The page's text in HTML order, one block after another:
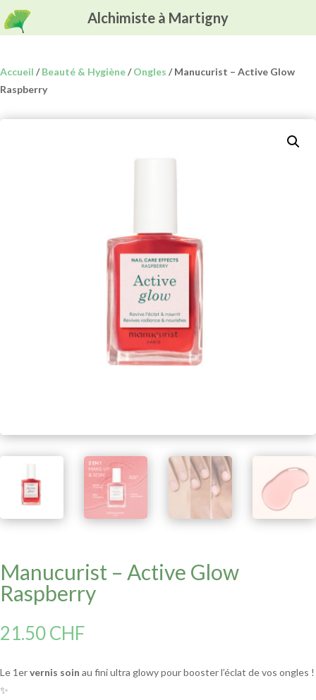
Accueil /Beauté & Hygiène/Ongles / Manucurist – Active Glow
Raspberry
Manucurist – Active Glow
Raspberry
21.50CHF
Le 1ervernis soin au fini ultra glowy pour booster l’éclat de vos ongles !
✨
Alchimiste à Martigny